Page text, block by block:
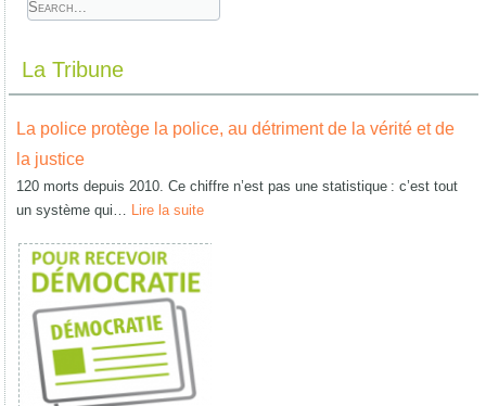
La Tribune
La police protège la police, au détriment de la vérité et de
la justice
120 morts depuis 2010. Ce chiffre n’est pas une statistique : c’est tout
un système qui… Lire la suite